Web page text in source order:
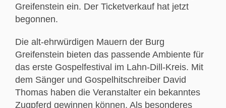
Greifenstein ein. Der Ticketverkauf hat jetzt
begonnen.
Die alt-ehrwürdigen Mauern der Burg
Greifenstein bieten das passende Ambiente für
das erste Gospelfestival im Lahn-Dill-Kreis. Mit
dem Sänger und Gospelhitschreiber David
Thomas haben die Veranstalter ein bekanntes
Zugpferd gewinnen können. Als besonderes